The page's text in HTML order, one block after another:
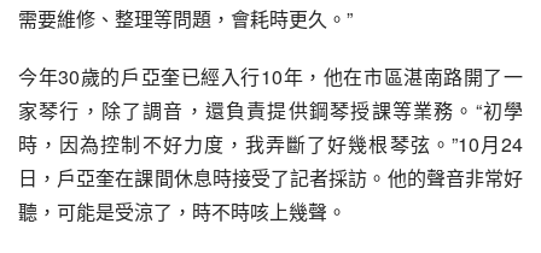
需要維修、整理等問題，會耗時更久。”
今年30歲的戶亞奎已經入行10年，他在市區湛南路開了一
家琴行，除了調音，還負責提供鋼琴授課等業務。“初學
時，因為控制不好力度，我弄斷了好幾根琴弦。”10月24
日，戶亞奎在課間休息時接受了記者採訪。他的聲音非常好
聽，可能是受涼了，時不時咳上幾聲。